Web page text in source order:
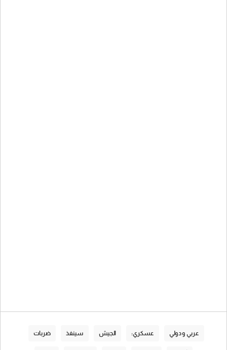
عربي و دولي عسكري: الجيش سينفذ ضربات